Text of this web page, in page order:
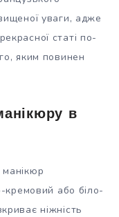
уваги, адже
статі по-
яким повинен
в
кремовий або біло-
ніжність